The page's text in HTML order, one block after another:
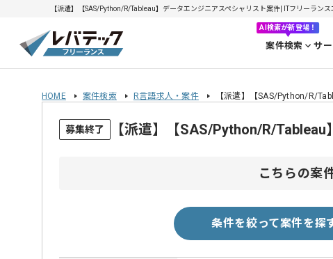
【派遣】【SAS/Python/R/Tableau】データエンジニアスペシャリスト案件| ITフリーラ
AI検索が新登場！
案件検索 サ
HOME 案件検索 R言語求人・案件 【派遣】【SAS/Python/R/
募集終了 【派遣】【SAS/Python/R/
こちらの案
条件を絞って案件を探